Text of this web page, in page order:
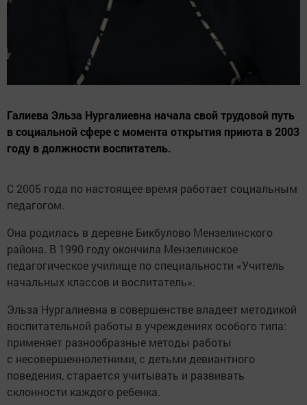
Галиева Эльза Нургалиевна начала свой трудовой путь
в социальной сфере с момента открытия приюта в 2003
году в должности воспитатель.
С 2005 года по настоящее время работает социальным
педагогом.
Она родилась в деревне Бикбулово Мензелинского
района. В 1990 году окончила Мензелинское
педагогическое училище по специальности «Учитель
начальных классов и воспитатель».
Эльза Нургалиевна в совершенстве владеет методикой
воспитательной работы в учреждениях особого типа:
применяет разнообразные методы работы
с несовершеннолетними, с детьми девиантного
поведения, старается учитывать и развивать
склонности каждого ребенка.